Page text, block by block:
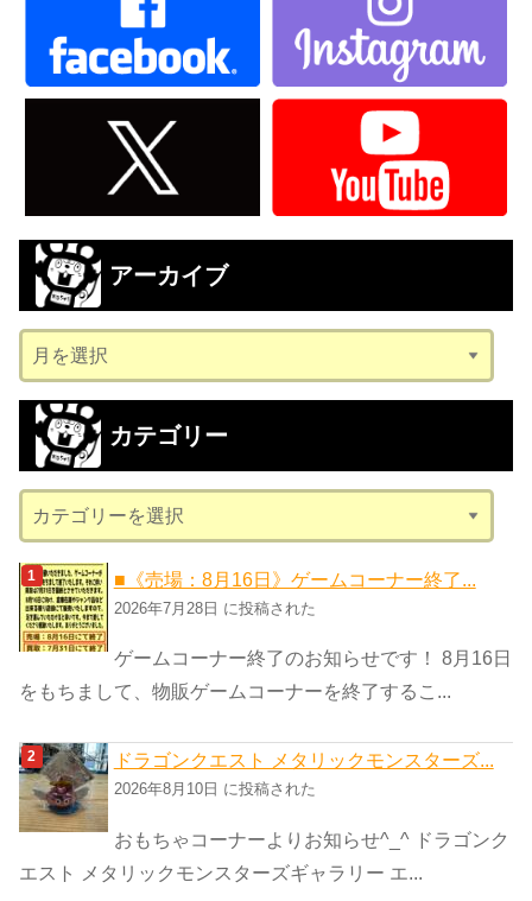
アーカイブ
ー
カ
ブ
カテゴリー
テ
ゴ
リ
ー
■《売場：8月16日》ゲームコーナー終了...
2026年7月28日 に投稿された
ゲームコーナー終了のお知らせです！ 8月16日
をもちまして、物販ゲームコーナーを終了するこ...
ドラゴンクエスト メタリックモンスターズ...
2026年8月10日 に投稿された
おもちゃコーナーよりお知らせ^_^ ドラゴンク
エスト メタリックモンスターズギャラリー エ...